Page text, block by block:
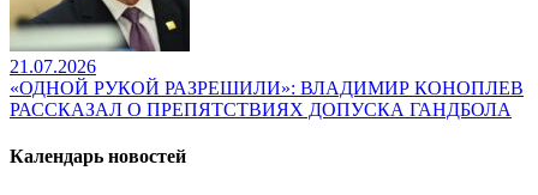
21.07.2026
«ОДНОЙ РУКОЙ РАЗРЕШИЛИ»: ВЛАДИМИР КОНОПЛЕВ
РАССКАЗАЛ О ПРЕПЯТСТВИЯХ ДОПУСКА ГАНДБОЛА
Календарь новостей